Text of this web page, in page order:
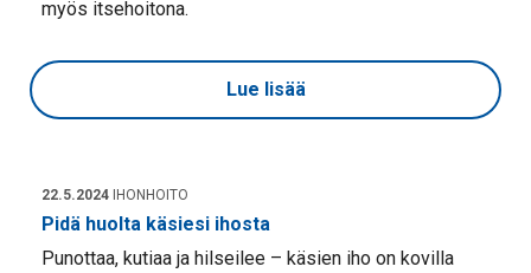
myös itsehoitona.
Lue lisää
22.5.2024 IHONHOITO
Pidä huolta käsiesi ihosta
Punottaa, kutiaa ja hilseilee – käsien iho on kovilla